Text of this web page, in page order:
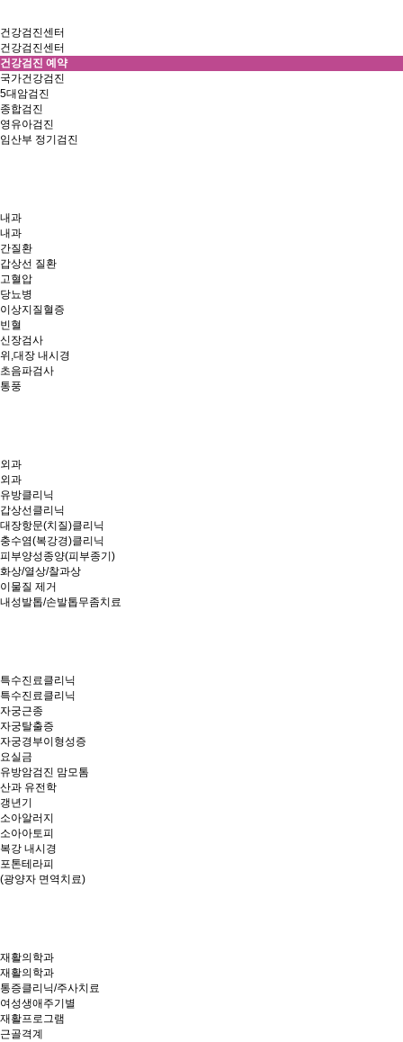
건강검진센터
건강검진센터
건강검진 예약
국가건강검진
5대암검진
종합검진
영유아검진
임산부 정기검진
내과
내과
간질환
갑상선 질환
고혈압
당뇨병
이상지질혈증
빈혈
신장검사
위,대장 내시경
초음파검사
통풍
외과
외과
유방클리닉
갑상선클리닉
대장항문(치질)클리닉
충수염(복강경)클리닉
피부양성종양(피부종기)
화상/열상/찰과상
이물질 제거
내성발톱/손발톱무좀치료
특수진료클리닉
특수진료클리닉
자궁근종
자궁탈출증
자궁경부이형성증
요실금
유방암검진 맘모톰
산과 유전학
갱년기
소아알러지
소아아토피
복강 내시경
포톤테라피
(광양자 면역치료)
재활의학과
재활의학과
통증클리닉/주사치료
여성생애주기별
재활프로그램
근골격계